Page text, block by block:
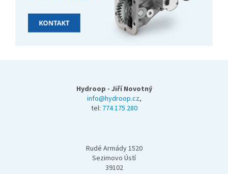
Hydroop - Jiří Novotný
info@hydroop.cz,
tel: 774 175 280
Rudé Armády 1520
Sezimovo Ústí
39102